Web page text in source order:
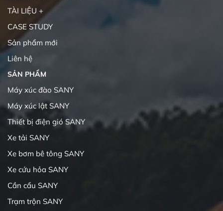
TÀI LIỆU +
CASE STUDY
Sản phẩm mới
Liên hệ
SẢN PHẨM
Máy xúc đào SANY
Máy xúc lật SANY
Thiết bị điện gió SANY
Xe tải SANY
Xe bơm bê tông SANY
Xe cứu hỏa SANY
Cần cẩu SANY
Trạm trộn SANY